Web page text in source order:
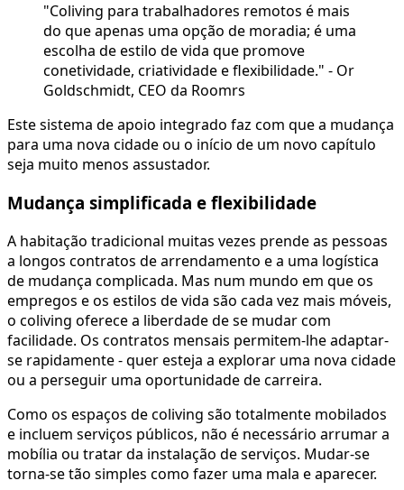
"Coliving para trabalhadores remotos é mais
do que apenas uma opção de moradia; é uma
escolha de estilo de vida que promove
conetividade, criatividade e flexibilidade." - Or
Goldschmidt, CEO da Roomrs
Este sistema de apoio integrado faz com que a mudança
para uma nova cidade ou o início de um novo capítulo
seja muito menos assustador.
Mudança simplificada e flexibilidade
A habitação tradicional muitas vezes prende as pessoas
a longos contratos de arrendamento e a uma logística
de mudança complicada. Mas num mundo em que os
empregos e os estilos de vida são cada vez mais móveis,
o coliving oferece a liberdade de se mudar com
facilidade. Os contratos mensais permitem-lhe adaptar-
se rapidamente - quer esteja a explorar uma nova cidade
ou a perseguir uma oportunidade de carreira.
Como os espaços de coliving são totalmente mobilados
e incluem serviços públicos, não é necessário arrumar a
mobília ou tratar da instalação de serviços. Mudar-se
torna-se tão simples como fazer uma mala e aparecer.